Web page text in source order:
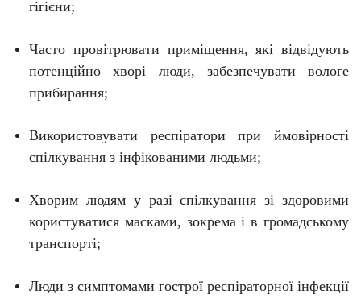
гігієни;
Часто провітрювати приміщення, які відвідують
потенційно хворі люди, забезпечувати вологе
прибирання;
Використовувати респіратори при ймовірності
спілкування з інфікованими людьми;
Хворим людям у разі спілкування зі здоровими
користуватися масками, зокрема і в громадському
транспорті;
Люди з симптомами гострої респіраторної інфекції